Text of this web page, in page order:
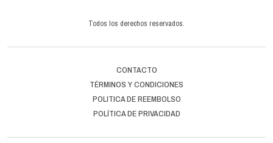
Todos los derechos reservados.
CONTACTO
TÉRMINOS Y CONDICIONES
POLITICA DE REEMBOLSO
POLÍTICA DE PRIVACIDAD